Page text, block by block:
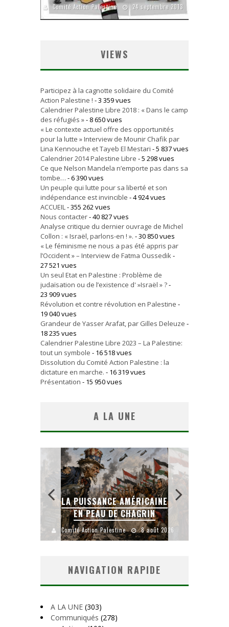
Comité Action Palestine 24 septembre 2013
VIEWS
Participez à la cagnotte solidaire du Comité
Action Palestine ! - 3 359 vues
Calendrier Palestine Libre 2018 : « Dans le camp
des réfugiés »- 8 650 vues
« Le contexte actuel offre des opportunités
pour la lutte » Interview de Mounir Chafik par
Lina Kennouche et Tayeb El Mestari - 5 837 vues
Calendrier 2014 Palestine Libre - 5 298 vues
Ce que Nelson Mandela n’emporte pas dans sa
tombe… - 6 390 vues
Un peuple qui lutte pour sa liberté et son
indépendance est invincible - 4 924 vues
ACCUEIL- 355 262 vues
Nous contacter- 40 827 vues
Analyse critique du dernier ouvrage de Michel
Collon : « Israël, parlons-en ! ». - 30 850 vues
« Le féminisme ne nous a pas été appris par
l’Occident » – Interview de Fatma Oussedik-
27 521 vues
Un seul Etat en Palestine : Problème de
judaïsation ou de l’existence d' »Israël » ?-
23 909 vues
Révolution et contre révolution en Palestine -
19 040 vues
Grandeur de Yasser Arafat, par Gilles Deleuze -
18 235 vues
Calendrier Palestine Libre 2023 – La Palestine:
tout un symbole - 16 518 vues
Dissolution du Comité Action Palestine : la
dictature en marche. - 16 319 vues
Présentation - 15 950 vues
A LA UNE
LA PUISSANCE AMÉRICAINE
EN PEAU DE CHAGRIN
Comité Action Palestine 8 août 2026
LA
Comité Action
NAVIGATION RAPIDE
A LA UNE (303)
Communiqués (278)